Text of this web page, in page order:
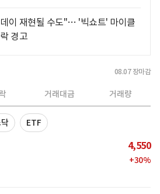
이 재현될 수도"… '빅쇼트' 마이클
경고
08.07 장마감
거래대금 거래량
ETF
4,550
+30%